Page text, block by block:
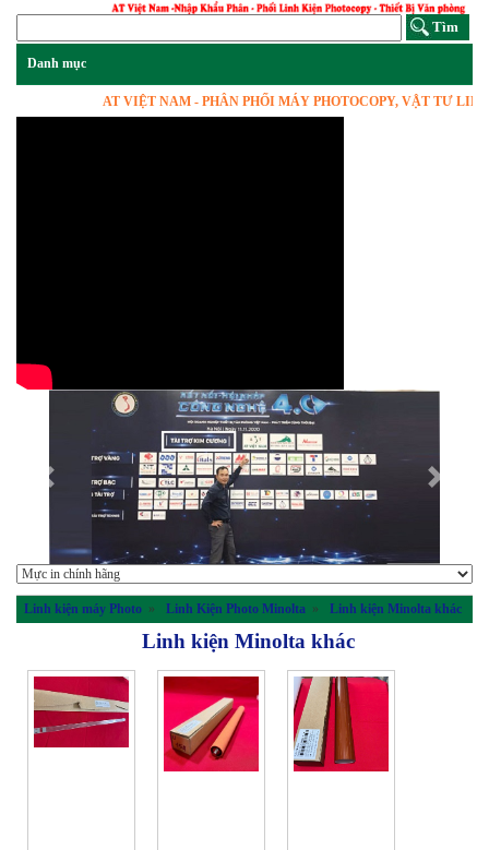
AT VIỆT NAM - PHÂN PHỐI MÁY PHOTOCOPY, VẬT TƯ LINH
Previous Next
Linh kiện máy Photo » Linh Kiện Photo Minolta » Linh kiện Minolta khác
Linh kiện Minolta khác